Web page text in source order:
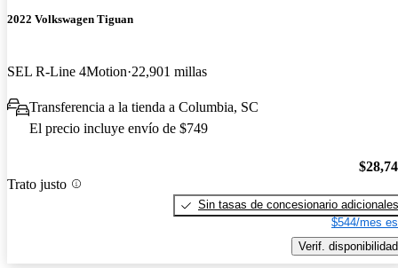
2022 Volkswagen Tiguan
SEL R-Line 4Motion 22,901 millas
Transferencia a la tienda a Columbia, SC
El precio incluye envío de $749
Trato justo
Sin tasas de concesionario adicionales
$544/mes
Verif. disponibilidad